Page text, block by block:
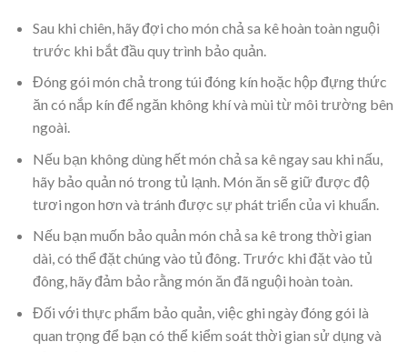
Sau khi chiên, hãy đợi cho món chả sa kê hoàn toàn nguội
trước khi bắt đầu quy trình bảo quản.
Đóng gói món chả trong túi đóng kín hoặc hộp đựng thức
ăn có nắp kín để ngăn không khí và mùi từ môi trường bên
ngoài.
Nếu bạn không dùng hết món chả sa kê ngay sau khi nấu,
hãy bảo quản nó trong tủ lạnh. Món ăn sẽ giữ được độ
tươi ngon hơn và tránh được sự phát triển của vi khuẩn.
Nếu bạn muốn bảo quản món chả sa kê trong thời gian
dài, có thể đặt chúng vào tủ đông. Trước khi đặt vào tủ
đông, hãy đảm bảo rằng món ăn đã nguội hoàn toàn.
Đối với thực phẩm bảo quản, việc ghi ngày đóng gói là
quan trọng để bạn có thể kiểm soát thời gian sử dụng và